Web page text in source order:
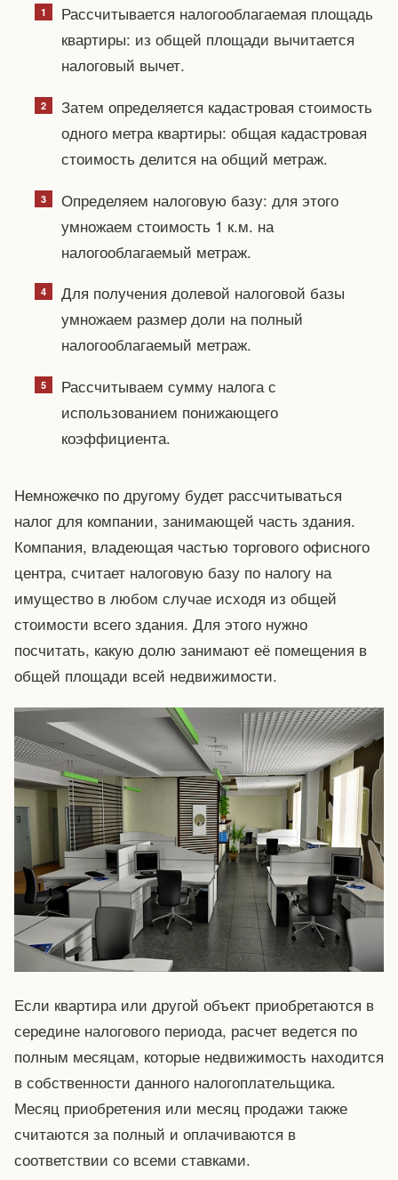
Рассчитывается налогооблагаемая площадь
квартиры: из общей площади вычитается
налоговый вычет.
Затем определяется кадастровая стоимость
одного метра квартиры: общая кадастровая
стоимость делится на общий метраж.
Определяем налоговую базу: для этого
умножаем стоимость 1 к.м. на
налогооблагаемый метраж.
Для получения долевой налоговой базы
умножаем размер доли на полный
налогооблагаемый метраж.
Рассчитываем сумму налога с
использованием понижающего
коэффициента.
Немножечко по другому будет рассчитываться
налог для компании, занимающей часть здания.
Компания, владеющая частью торгового офисного
центра, считает налоговую базу по налогу на
имущество в любом случае исходя из общей
стоимости всего здания. Для этого нужно
посчитать, какую долю занимают её помещения в
общей площади всей недвижимости.
Если квартира или другой объект приобретаются в
середине налогового периода, расчет ведется по
полным месяцам, которые недвижимость находится
в собственности данного налогоплательщика.
Месяц приобретения или месяц продажи также
считаются за полный и оплачиваются в
соответствии со всеми ставками.